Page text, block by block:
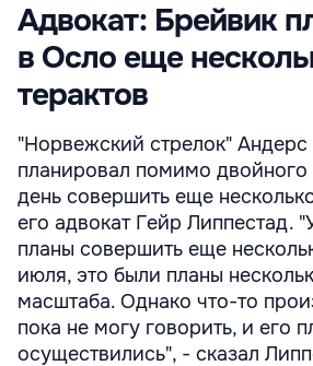
Адвокат: Брейвик
в Осло еще
терактов
"Норвежский стрелок"
планировал помимо двойного
день совершить еще
его адвокат Гейр Липпестад.
планы совершить еще
июля, это были планы
масштаба. Однако что-то
пока не могу говорить, и его
осуществились", - сказал